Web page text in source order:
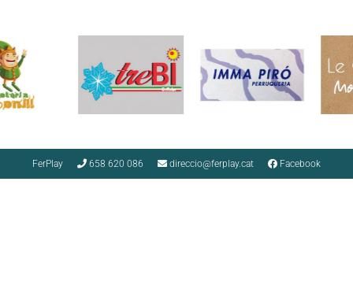
FerPlay 658 620 086 direccio@ferplay.cat Facebook